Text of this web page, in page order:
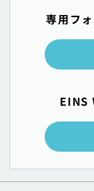
専用フ
EINS